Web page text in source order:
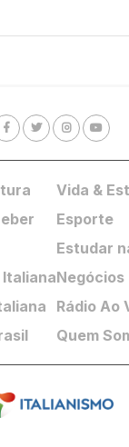
Vida &
Esporte
Estudar
Negócios
Rádio Ao
Quem